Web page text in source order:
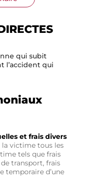
qui subit
l’accident qui
et frais divers
la victime tous les
tels que frais
de transport, frais
temporaire d’une